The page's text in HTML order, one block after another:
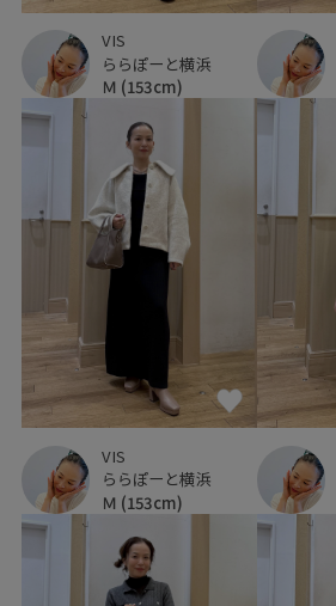
VIS
ららぽーと横浜
Ｍ (153cm)
VIS
ららぽーと横浜
Ｍ (153cm)